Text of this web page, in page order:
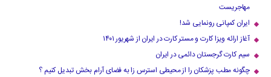
مهاجریست
ایران کمپانی رونمایی شد!
آغاز ارائه ویزا کارت و مستر کارت در ایران از شهریور ۱۴۰۱
سیم کارت گرجستان دائمی در ایران
چگونه مطب پزشکان را از محیطی استرس زا به فضای آرام بخش تبدیل کنیم ؟